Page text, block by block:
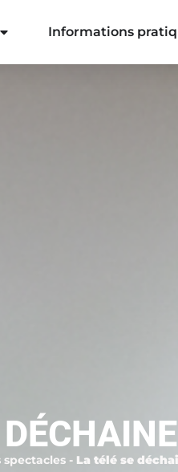
Informations
spectacles - La télé se